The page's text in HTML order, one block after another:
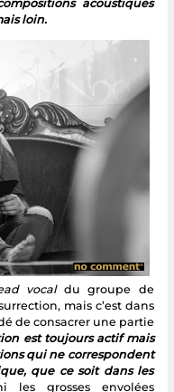
acoustiques
loin.
vocaldu groupe de
mais c’est dans
de consacrer une partie
est toujours actif mais
qui ne correspondent
que ce soit dans les
les grosses envolées